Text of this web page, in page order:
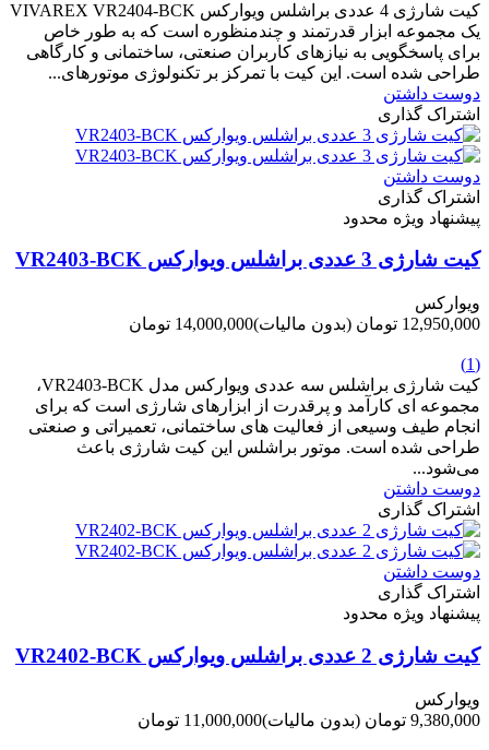
کیت شارژی 4 عددی براشلس ویوارکس VIVAREX VR2404-BCK
یک مجموعه ابزار قدرتمند و چندمنظوره است که به طور خاص
برای پاسخگویی به نیازهای کاربران صنعتی، ساختمانی و کارگاهی
طراحی شده است. این کیت با تمرکز بر تکنولوژی موتورهای...
دوست داشتن
اشتراک گذاری
دوست داشتن
اشتراک گذاری
پیشنهاد ویژه محدود
کیت شارژی 3 عددی براشلس ویوارکس VR2403-BCK
ویوارکس
12,950,000 تومان
(بدون مالیات)14,000,000 تومان
(1)
کیت شارژی براشلس سه عددی ویوارکس مدل VR2403-BCK،
مجموعه ای کارآمد و پرقدرت از ابزارهای شارژی است که برای
انجام طیف وسیعی از فعالیت های ساختمانی، تعمیراتی و صنعتی
طراحی شده است. موتور براشلس این کیت شارژی باعث
می‌شود...
دوست داشتن
اشتراک گذاری
دوست داشتن
اشتراک گذاری
پیشنهاد ویژه محدود
کیت شارژی 2 عددی براشلس ویوارکس VR2402-BCK
ویوارکس
9,380,000 تومان
(بدون مالیات)11,000,000 تومان